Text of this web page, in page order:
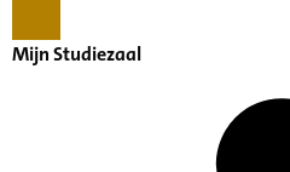
Mijn Studiezaal